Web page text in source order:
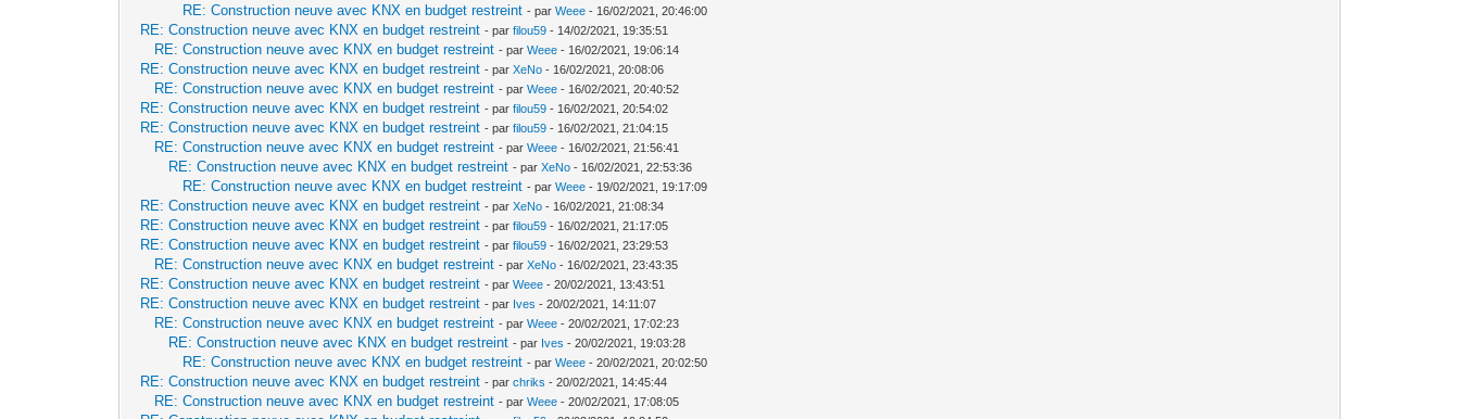
RE: Construction neuve avec KNX en budget restreint - parWeee - 16/02/2021, 20:46:00
RE: Construction neuve avec KNX en budget restreint - parfilou59 - 14/02/2021, 19:35:51
RE: Construction neuve avec KNX en budget restreint - parWeee - 16/02/2021, 19:06:14
RE: Construction neuve avec KNX en budget restreint - parXeNo - 16/02/2021, 20:08:06
RE: Construction neuve avec KNX en budget restreint - parWeee - 16/02/2021, 20:40:52
RE: Construction neuve avec KNX en budget restreint - parfilou59 - 16/02/2021, 20:54:02
RE: Construction neuve avec KNX en budget restreint - parfilou59 - 16/02/2021, 21:04:15
RE: Construction neuve avec KNX en budget restreint - parWeee - 16/02/2021, 21:56:41
RE: Construction neuve avec KNX en budget restreint - parXeNo - 16/02/2021, 22:53:36
RE: Construction neuve avec KNX en budget restreint - parWeee - 19/02/2021, 19:17:09
RE: Construction neuve avec KNX en budget restreint - parXeNo - 16/02/2021, 21:08:34
RE: Construction neuve avec KNX en budget restreint - parfilou59 - 16/02/2021, 21:17:05
RE: Construction neuve avec KNX en budget restreint - parfilou59 - 16/02/2021, 23:29:53
RE: Construction neuve avec KNX en budget restreint - parXeNo - 16/02/2021, 23:43:35
RE: Construction neuve avec KNX en budget restreint - parWeee - 20/02/2021, 13:43:51
RE: Construction neuve avec KNX en budget restreint - par Ives - 20/02/2021, 14:11:07
RE: Construction neuve avec KNX en budget restreint - parWeee - 20/02/2021, 17:02:23
RE: Construction neuve avec KNX en budget restreint - par Ives - 20/02/2021, 19:03:28
RE: Construction neuve avec KNX en budget restreint - parWeee - 20/02/2021, 20:02:50
RE: Construction neuve avec KNX en budget restreint - parchriks - 20/02/2021, 14:45:44
RE: Construction neuve avec KNX en budget restreint - parWeee - 20/02/2021, 17:08:05